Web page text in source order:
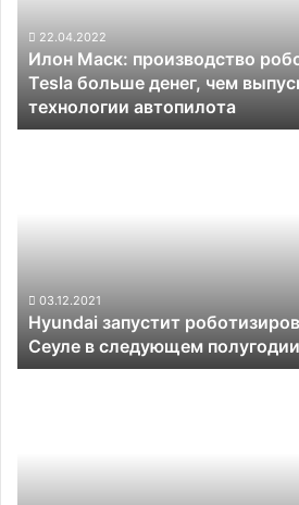
больше
денег,
чем
выпуск
автомобилей
22.04.2022
Илон Маск: производство
Tesla больше денег, чем
технологии автопилота
следующем
полугодии
03.12.2021
Hyundai запустит
Сеуле в следующем полугодии